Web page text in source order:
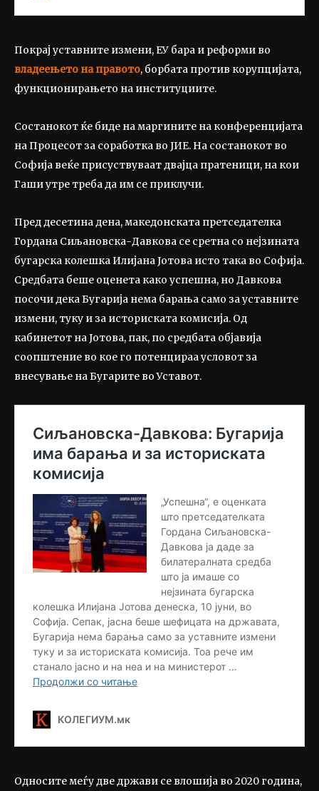
Покрај уставните измени, ЕУ бара и реформи во
владеењето на правото, борбата против корупцијата,
функционирањето на институциите.
Состанокот ќе биде на маргините на конференцијата
на Процесот за соработка во ЈИЕ. На состанокот во
Софија веќе присуствуваат двајца пратеници, на кои
Гаши утре треба да им се приклучи.
Пред десетина дена, македонската претседателка
Гордана Сиљановска-Давкова се сретна со нејзината
бугарска колешка Илијана Јотова исто така во Софија.
Средбата беше оценета како успешна, но Давкова
посочи дека Бугарија нема барања само за уставните
измени, туку и за историската комисија. Од
кабинетот на Јотова, пак, по средбата објавија
соопштение во кое го потенцираа условот за
внесување на Бугарите во Уставот.
Односите меѓу две држави се влошија во 2020 година,